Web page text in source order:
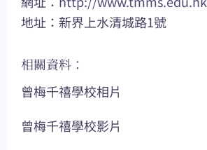
地址：新界上水清城路1號
相關資料：
曾梅千禧學校相片
曾梅千禧學校影片